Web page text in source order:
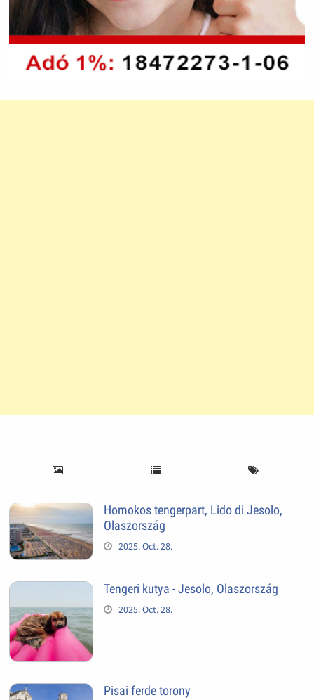
Homokos tengerpart, Lido di Jesolo,
Olaszország
2025. Oct. 28.
Tengeri kutya - Jesolo, Olaszország
2025. Oct. 28.
Pisai ferde torony